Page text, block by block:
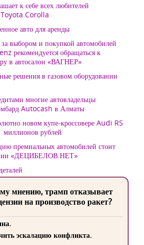
к себе всех любителей
Toyota Corolla
авто для аренды
выбором и покупкой автомобилей
рекомендуется обращаться к
в автосалон «ВАГНЕР»
решения в газовом оборудовании
многие автовладельцы
Autocash в Алматы
новом купе-кроссовере Audi RS
миллионов рублей
премиальных автомобилей стоит
«ДЕЦИБЕЛОВ.НЕТ»
мнению, трамп отказывает
на производство ракет?
эскалацию конфликта.